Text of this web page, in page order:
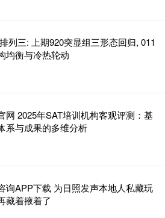
列三: 上期920突显组三形态回归, 011
均衡与冷热轮动
网 2025年SAT培训机构客观评测：基
系与成果的多维分析
询APP下载 为日照发声️本地人私藏玩
藏着掖着了